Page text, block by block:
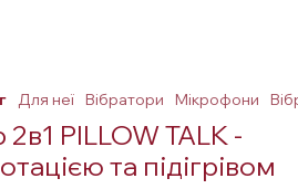
Для неї Вібратори Мікрофони
PILLOW TALK -
та підігрівом